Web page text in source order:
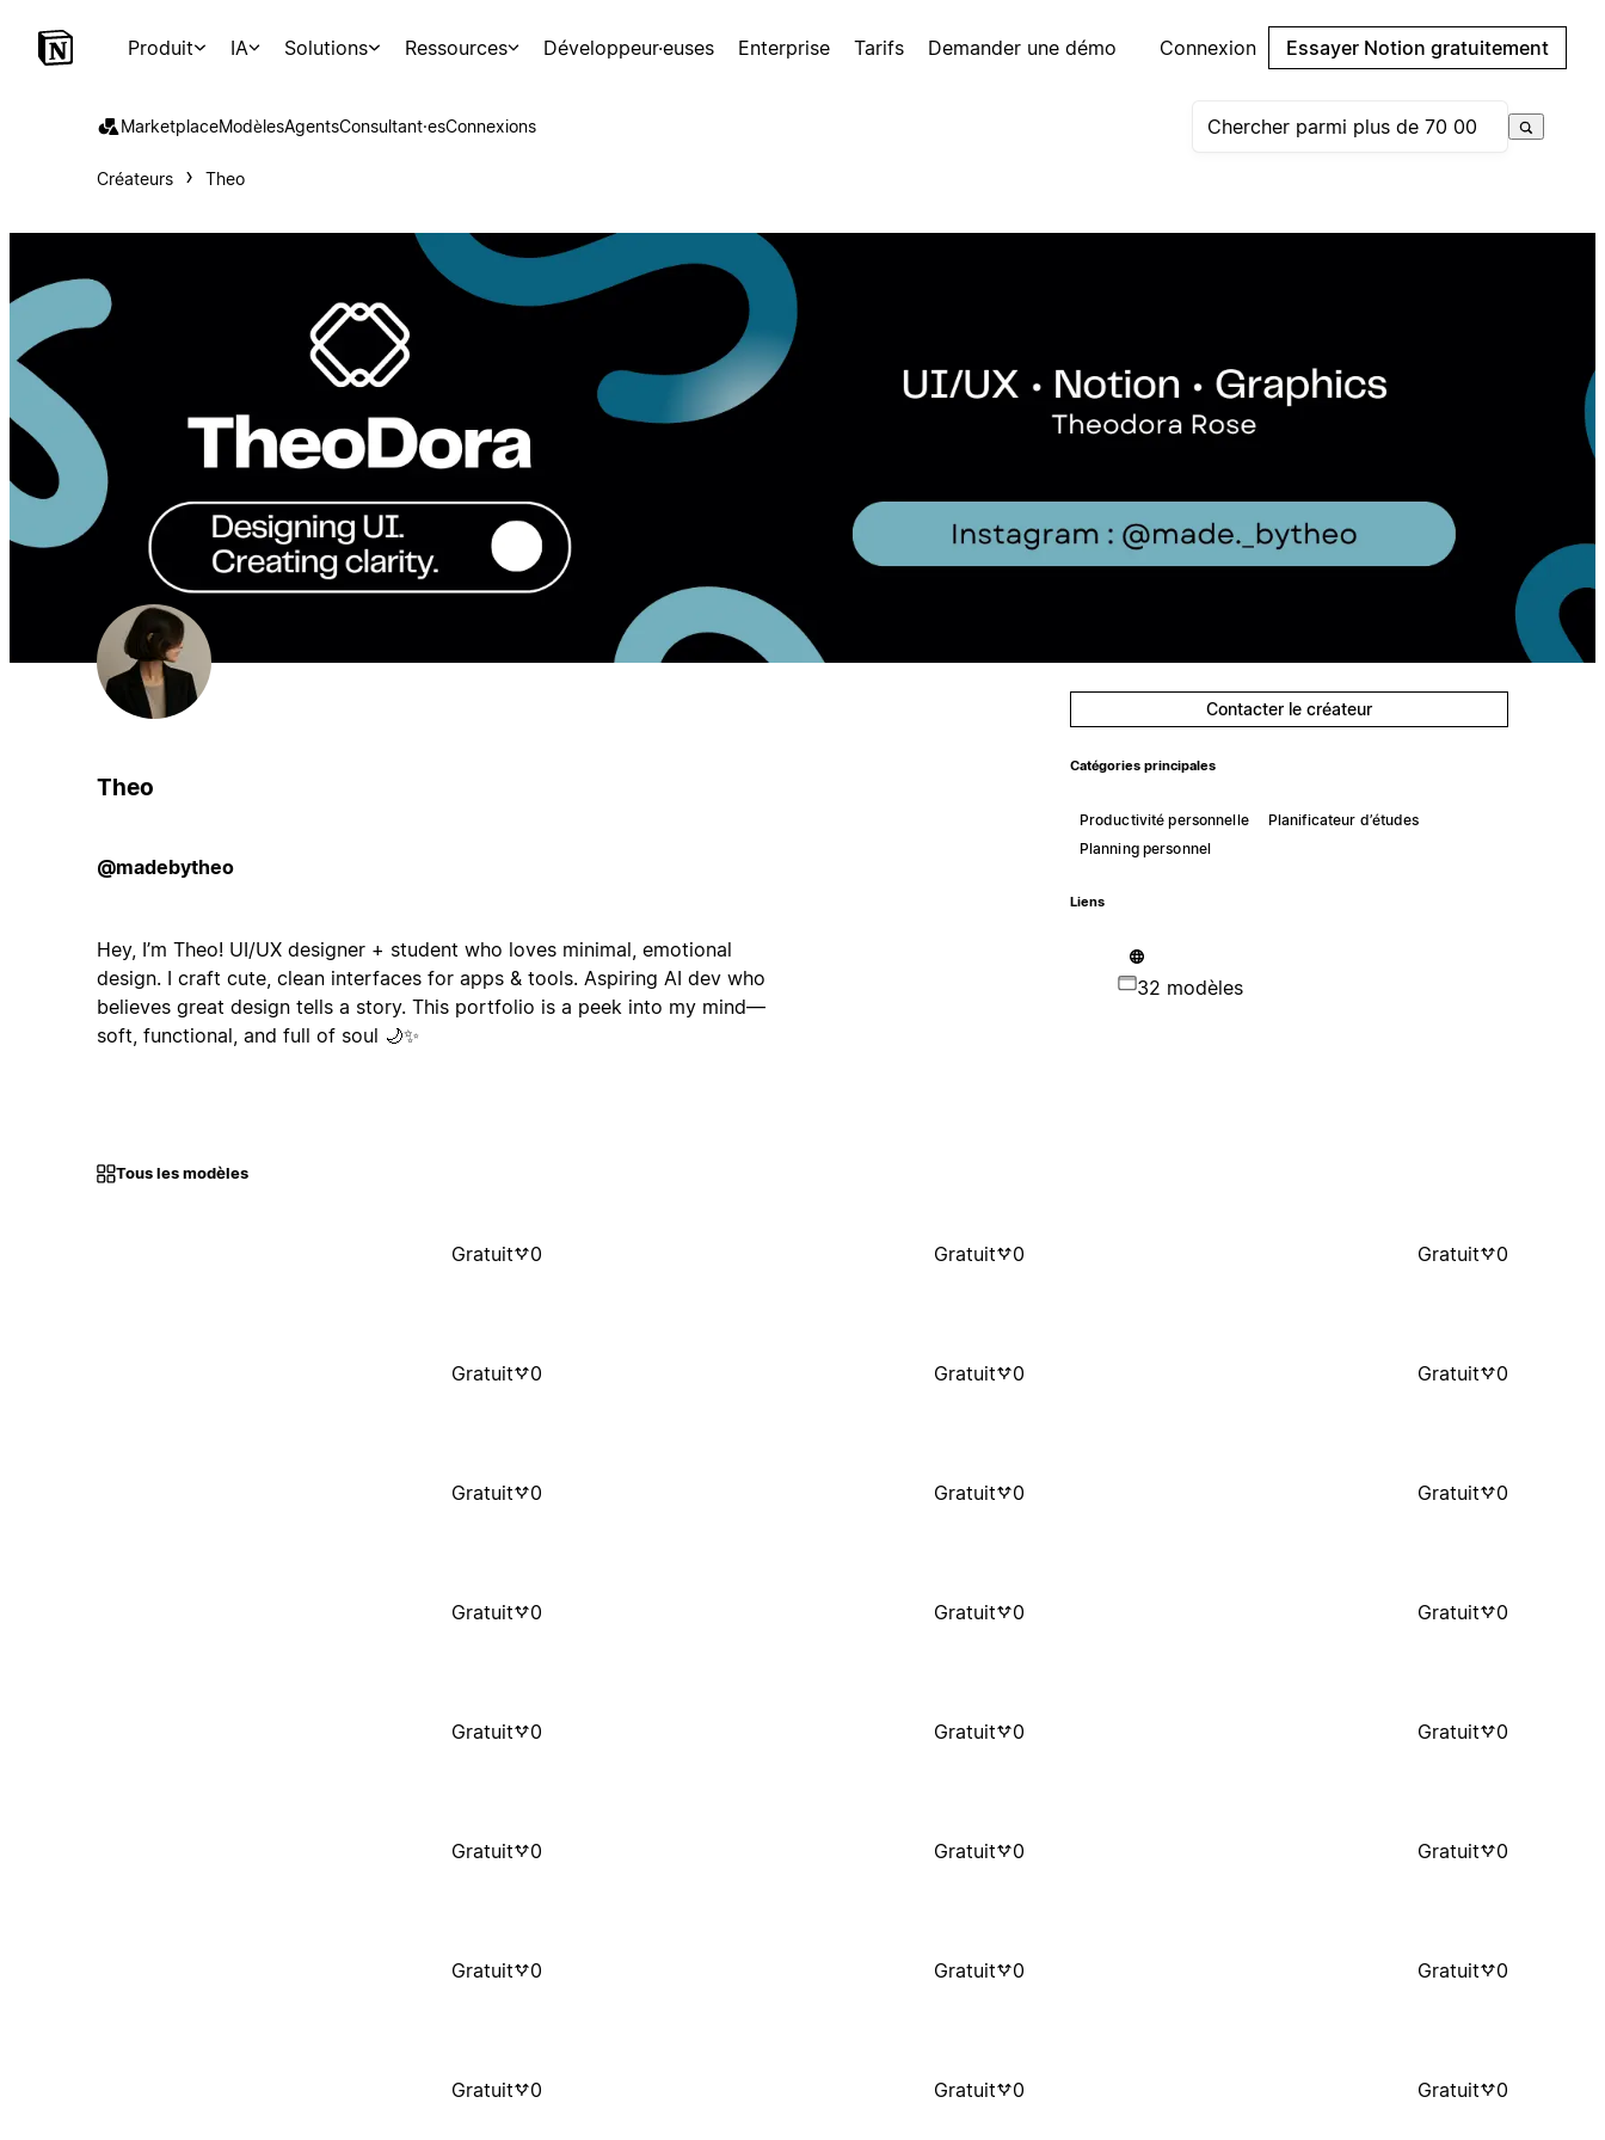
Produit IA Solutions Ressources Développeur·euses Enterprise Tarifs Demander une démo Connexion Essayer Notion gratuitement
MarketplaceModèlesAgentsConsultant·esConnexions
Créateurs Theo
Theo
@madebytheo
Hey, I’m Theo! UI/UX designer + student who loves minimal, emotional
design. I craft cute, clean interfaces for apps & tools. Aspiring AI dev who
believes great design tells a story. This portfolio is a peek into my mind—
soft, functional, and full of soul 🌙✨
Contacter le créateur
Catégories principales
Productivité personnelle
Planificateur d’études
Planning personnel
Liens
32 modèles
Tous les modèles
Gratuit 0 Gratuit 0 Gratuit 0
Gratuit 0 Gratuit 0 Gratuit 0
Gratuit 0 Gratuit 0 Gratuit 0
Gratuit 0 Gratuit 0 Gratuit 0
Gratuit 0 Gratuit 0 Gratuit 0
Gratuit 0 Gratuit 0 Gratuit 0
Gratuit 0 Gratuit 0 Gratuit 0
Gratuit 0 Gratuit 0 Gratuit 0